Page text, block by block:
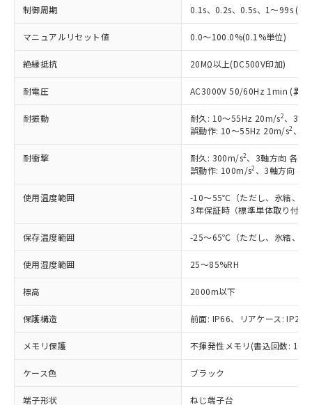
制御周期 0.1s、0.2s、0.5s、1～99s (1s
マニュアルリセット値 0.0～100.0%(0.1%単位)
絶縁抵抗 20MΩ以上(DC500V印加)
耐電圧 AC3000V 50/60Hz 1min (異極
耐振動 耐久: 10～55Hz 20m/s2、3軸
誤動作: 10～55Hz 20m/s2 、3
耐衝撃 耐久: 300m/s2、3軸方向 各3回
誤動作: 100m/s2 、3軸方向 各
使用温度範囲
-10～55℃（ただし、氷結、結
3年保証時（標準単体取り付
保存温度範囲 -25～65℃（ただし、氷結、結
使用湿度範囲 25～85%RH
標高 2000m以下
保護構造 前面: IP66、リアケース: IP20
メモリ保護 不揮発性メモリ(書込回数: 100
ケース色 ブラック
端子形状 ねじ端子台
以下の条件をお読みいただき、同意のうえ
ご利用ください。
本サービスは、当社制御機器事業取扱
商品の当社在庫状況および標準価格
(税抜)を提供させていただくもので
当社制御機器事業取扱商品の中には、
本サービスの対象外となる商品もある
ことをご了承ください。
在庫状況および標準価格照会結果は、
記載している更新日時点での社内デー
タに基づき作成されるものであり、閲
準価格とは異なる場合があることをご
対応済み：EU RoHS指令（10物質）の
非含有に対応した製品が提供可能な商品で
対応予定：EU RoHS指令（10物質）の非含
有に対応した製品に切り替える予定のある
対応予定なし：EU RoHS指令（10物質）の
非含有に非対応の商品で、対応品を出す予
定はありません。
調査・確認中：EU RoHS指令（10物質）の
非含有の対応状況を調査中または確認中の
商品です。
非該当品：ライセンス料など無形物で、有
害物質有無と関係のない商品です。
仕入先様の事情により、非含有部品として
いたものが、含有品と判明した場合などや
むを得ず変更することがあります。
*EU RoHS指令（10物質）：
鉛(Pb) 1000ppm以下、 水銀(Hg) 1000ppm以下、 カド
六価クロム(Cr(Ⅵ)) 1000ppm以下、ポリ臭化ビフェニル
類(PBB) 1000ppm以下、ポリ臭化ジフェニルエーテル類
(PBDE) 1000ppm以下、フタル酸ビス(2-エチルヘキシ
「○」：最大均質材料含有率が中国RoHSの
基準値以下であることを示します。
「×」：最大均質材料含有率が中国RoHSの
基準値を超えていることを示します。
「－」：未確認です。当社販売部門へお問
い合わせください。
ム) : 100ppm、
Cr(Ⅵ)(六価クロム) : 1000ppm、 PBBs(ポリ臭化ビフェ
ニル類) : 1000ppm、 PBDEs(ポリ臭化ジフェニルエーテ
当社は、これら貴社製品のうち、外国
為替および外国貿易法に定める商品
（以下｢規制貨物等」という）を輸出
または国外への提供する場合は、日本
国政府の輸出許可(または役務取引許
可)を取得するなどの必要な手続きを
一定数以上の在庫あり